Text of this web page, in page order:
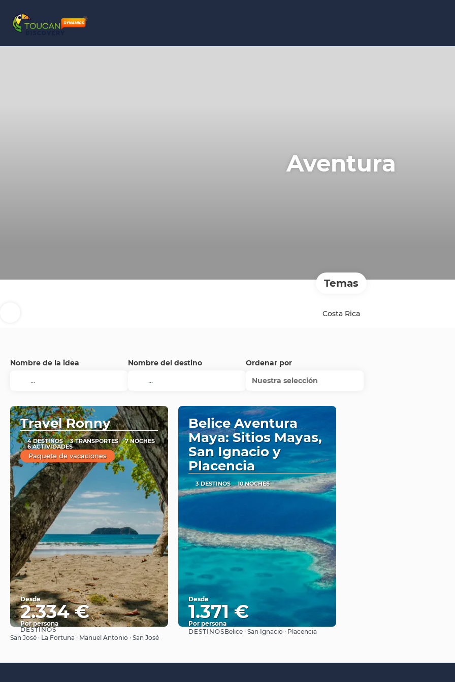
Aventura
Temas
Costa Rica
Nombre de la idea Nombre del destino
Ordenar por
Nuestra selección
Travel Ronny
4 DESTINOS 3 TRANSPORTES 7 NOCHES
6 ACTIVIDADES
Paquete de vacaciones
Desde
2.334 €
Por persona
Ver
DESTINOS
San José · La Fortuna · Manuel Antonio · San José
Belice Aventura
Maya: Sitios Mayas,
San Ignacio y
Placencia
3 DESTINOS 10 NOCHES
Desde
1.371 €
Por persona
Ver
DESTINOSBelice · San Ignacio · Placencia